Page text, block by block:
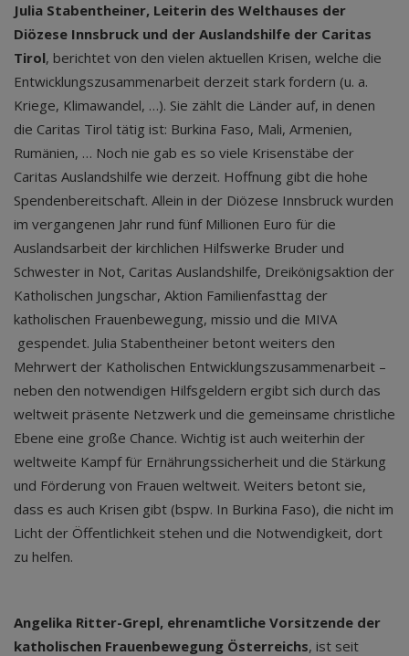
Julia Stabentheiner, Leiterin des Welthauses der
Diözese Innsbruck und der Auslandshilfe der Caritas
Tirol, berichtet von den vielen aktuellen Krisen, welche die
Entwicklungszusammenarbeit derzeit stark fordern (u. a.
Kriege, Klimawandel, …). Sie zählt die Länder auf, in denen
die Caritas Tirol tätig ist: Burkina Faso, Mali, Armenien,
Rumänien, … Noch nie gab es so viele Krisenstäbe der
Caritas Auslandshilfe wie derzeit. Hoffnung gibt die hohe
Spendenbereitschaft. Allein in der Diözese Innsbruck wurden
im vergangenen Jahr rund fünf Millionen Euro für die
Auslandsarbeit der kirchlichen Hilfswerke Bruder und
Schwester in Not, Caritas Auslandshilfe, Dreikönigsaktion der
Katholischen Jungschar, Aktion Familienfasttag der
katholischen Frauenbewegung, missio und die MIVA
gespendet. Julia Stabentheiner betont weiters den
Mehrwert der Katholischen Entwicklungszusammenarbeit –
neben den notwendigen Hilfsgeldern ergibt sich durch das
weltweit präsente Netzwerk und die gemeinsame christliche
Ebene eine große Chance. Wichtig ist auch weiterhin der
weltweite Kampf für Ernährungssicherheit und die Stärkung
und Förderung von Frauen weltweit. Weiters betont sie,
dass es auch Krisen gibt (bspw. In Burkina Faso), die nicht im
Licht der Öffentlichkeit stehen und die Notwendigkeit, dort
zu helfen.
Angelika Ritter-Grepl, ehrenamtliche Vorsitzende der
katholischen Frauenbewegung Österreichs, ist seit